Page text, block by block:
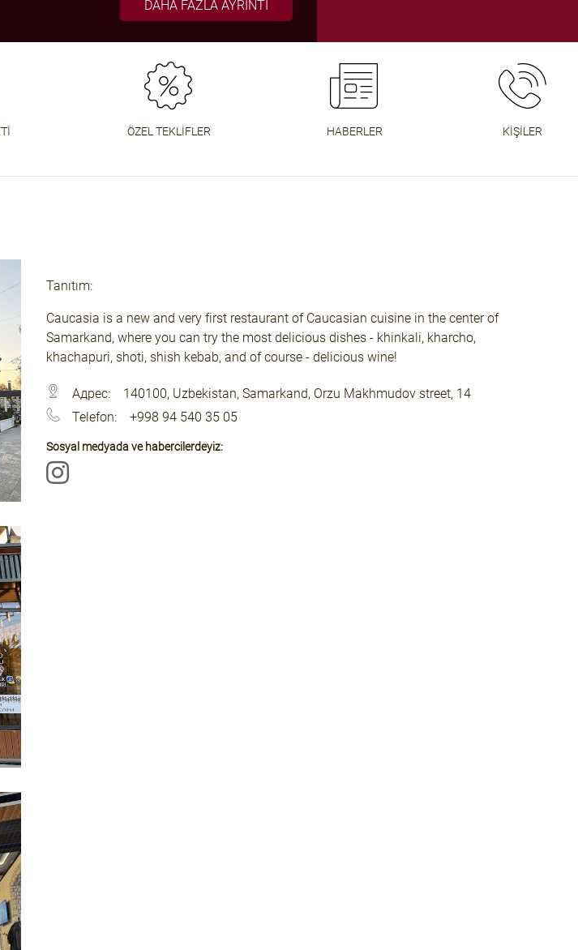
DAHA FAZLA AYRINTI
DAHA FAZLA AYRINTI
DAHA FAZLA AYRINTI
AÇIK SOHBET BOTU
HABERLERİ OKUYUN
MORE
MORE
BENEFIT
ÖZEL TEKLIFLER HABERLER KIŞILER
Tanıtım:
Caucasia is a new and very first restaurant of Caucasian cuisine in the center of
Samarkand, where you can try the most delicious dishes - khinkali, kharcho,
khachapuri, shoti, shish kebab, and of course - delicious wine!
Адрес:
140100, Uzbekistan, Samarkand, Orzu Makhmudov street, 14
Telefon:
+998 94 540 35 05
Sosyal medyada ve habercilerdeyiz: